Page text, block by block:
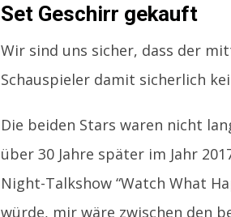
Set Geschirr gekauft
Wir sind uns sicher, dass der
Schauspieler damit sicherlich
Die beiden Stars waren nicht
über 30 Jahre später im Jahr
Night-Talkshow “Watch What
würde, mir wäre zwischen den